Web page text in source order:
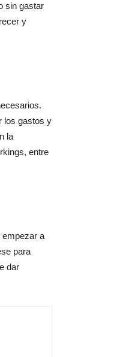
sin gastar
y
los gastos y
la
entre
empezar a
para
dar